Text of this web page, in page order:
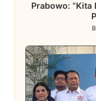
Prabowo: “Kita